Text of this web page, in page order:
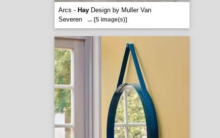
Arcs - HayDesign by Muller Van
Severen
... [5 image(s)]